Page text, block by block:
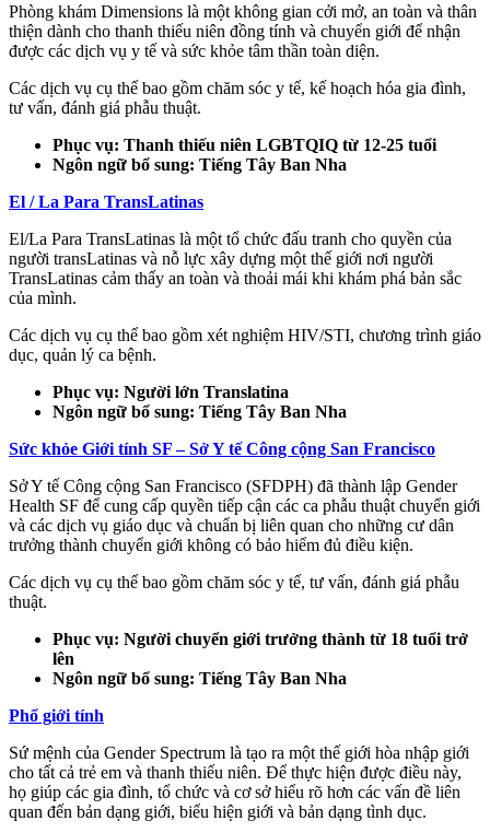
Phòng khám Dimensions là một không gian cởi mở, an toàn và thân
thiện dành cho thanh thiếu niên đồng tính và chuyển giới để nhận
được các dịch vụ y tế và sức khỏe tâm thần toàn diện.
Các dịch vụ cụ thể bao gồm chăm sóc y tế, kế hoạch hóa gia đình,
tư vấn, đánh giá phẫu thuật.
Phục vụ: Thanh thiếu niên LGBTQIQ từ 12-25 tuổi
Ngôn ngữ bổ sung: Tiếng Tây Ban Nha
El / La Para TransLatinas
El/La Para TransLatinas là một tổ chức đấu tranh cho quyền của
người transLatinas và nỗ lực xây dựng một thế giới nơi người
TransLatinas cảm thấy an toàn và thoải mái khi khám phá bản sắc
của mình.
Các dịch vụ cụ thể bao gồm xét nghiệm HIV/STI, chương trình giáo
dục, quản lý ca bệnh.
Phục vụ: Người lớn Translatina
Ngôn ngữ bổ sung: Tiếng Tây Ban Nha
Sức khỏe Giới tính SF – Sở Y tế Công cộng San Francisco
Sở Y tế Công cộng San Francisco (SFDPH) đã thành lập Gender
Health SF để cung cấp quyền tiếp cận các ca phẫu thuật chuyển giới
và các dịch vụ giáo dục và chuẩn bị liên quan cho những cư dân
trưởng thành chuyển giới không có bảo hiểm đủ điều kiện.
Các dịch vụ cụ thể bao gồm chăm sóc y tế, tư vấn, đánh giá phẫu
thuật.
Phục vụ: Người chuyển giới trưởng thành từ 18 tuổi trở
lên
Ngôn ngữ bổ sung: Tiếng Tây Ban Nha
Phổ giới tính
Sứ mệnh của Gender Spectrum là tạo ra một thế giới hòa nhập giới
cho tất cả trẻ em và thanh thiếu niên. Để thực hiện được điều này,
họ giúp các gia đình, tổ chức và cơ sở hiểu rõ hơn các vấn đề liên
quan đến bản dạng giới, biểu hiện giới và bản dạng tình dục.